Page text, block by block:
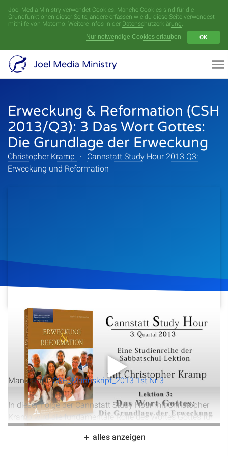
Joel Media Ministry verwendet Cookies. Manche Cookies sind für die
Grundfunktionen dieser Seite, andere erfassen wie du diese Seite verwendest
mithilfe von Matomo. Weitere Infos in der Datenschutzerklärung.
Nur notwendige Cookies erlauben
OK
Joel Media Ministry
Erweckung & Reformation (CSH
2013/Q3): 3 Das Wort Gottes:
Die Grundlage der Erweckung
Christopher Kramp ·
Cannstatt Study Hour 2013 Q3:
Erweckung und Reformation
17. Juli 2013 Klicks Download
Manuskript:CSH_Manuskript_2013 1st Nr 3
In dieser Folge der Cannstatt Study Hour mit Christopher
Kramp wird die fundamentale Rolle des Wortes Gottes für
Erweckung und Reformation beleuchtet. Anhand
zahlreicher Bibelstellen, insbesondere aus Psalm 119, wird
alles anzeigen
Menü
Videoarchiv
Serien
Sprecher
Themen
Über Uns
Kontakt
Spenden